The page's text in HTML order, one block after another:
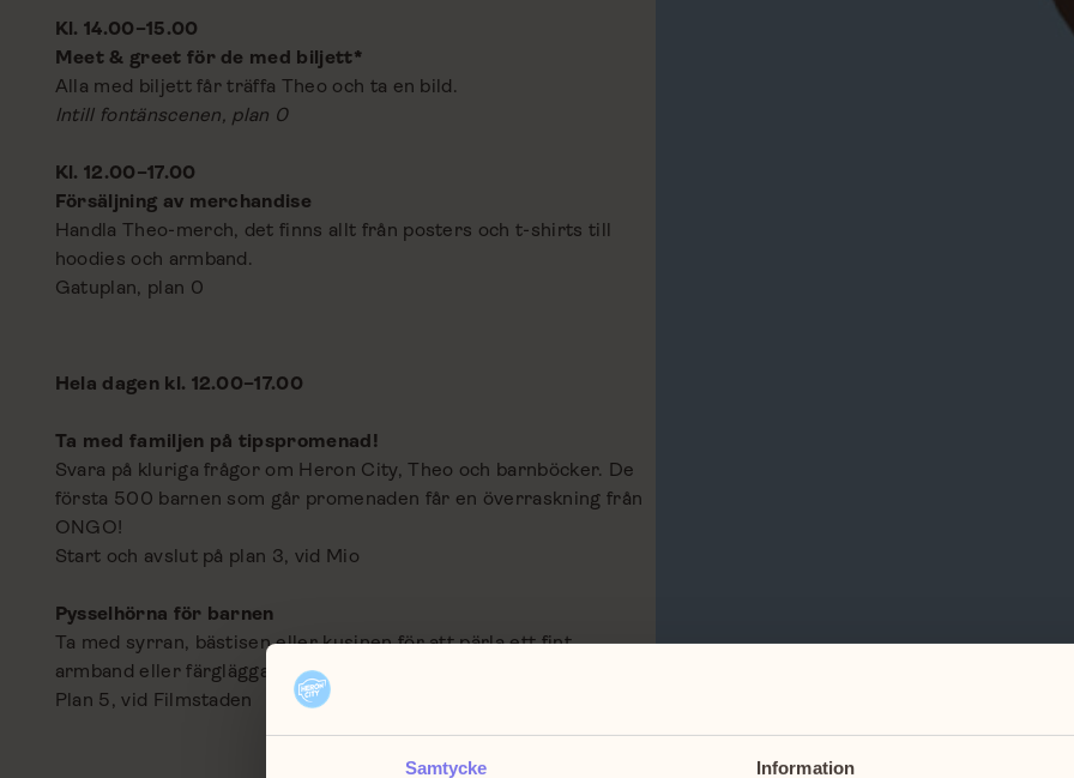
Samtycke Information
Kl. 14.00–15.00
Meet & greet för de med biljett*
Alla med biljett får träffa Theo och ta en bild.
Intill fontänscenen, plan 0
Kl. 12.00–17.00
Försäljning av merchandise
Handla Theo-merch, det finns allt från posters och t-shirts till
hoodies och armband.
Gatuplan, plan 0
Hela dagen kl. 12.00–17.00
Ta med familjen på tipspromenad!
Svara på kluriga frågor om Heron City, Theo och barnböcker. De
första 500 barnen som går promenaden får en överraskning från
ONGO!
Start och avslut på plan 3, vid Mio
Pysselhörna för barnen
Ta med syrran, bästisen eller kusinen för att pärla ett fint
armband eller färglägga mysiga höstmotiv.
Plan 5, vid Filmstaden